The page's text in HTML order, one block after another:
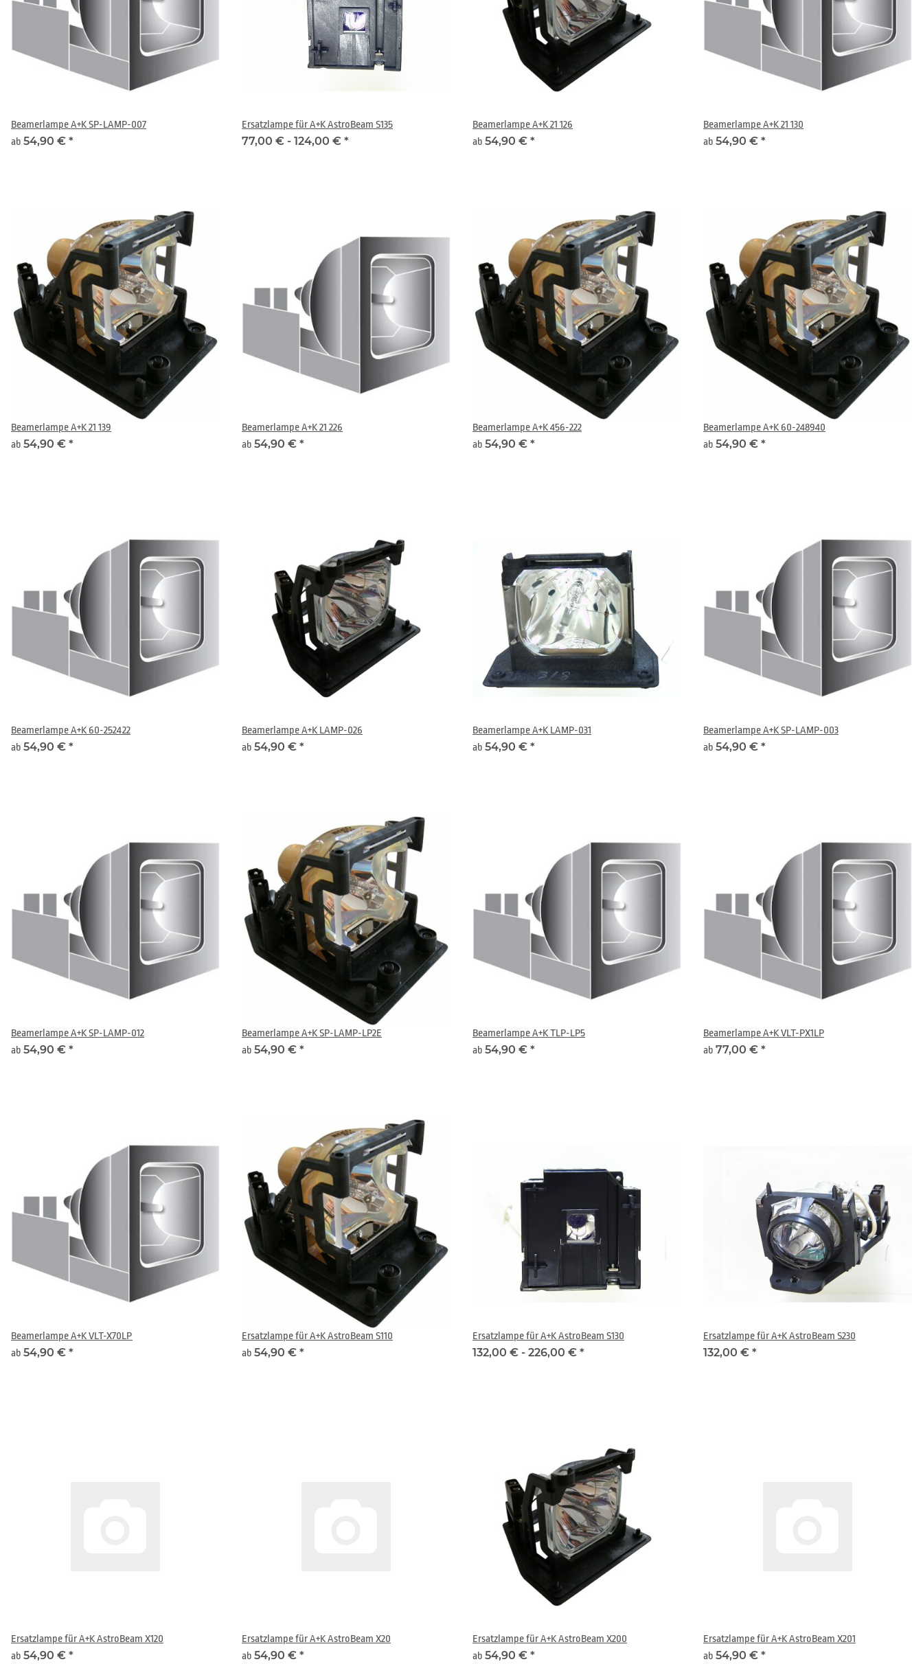
Beamerlampe A+K SP-LAMP-007
ab 54,90 € *
Ersatzlampe für A+K AstroBeam S135
77,00 € - 124,00 € *
Beamerlampe A+K 21 126
ab 54,90 € *
Beamerlampe A+K 21 130
ab 54,90 € *
Beamerlampe A+K 21 139
ab 54,90 € *
Beamerlampe A+K 21 226
ab 54,90 € *
Beamerlampe A+K 456-222
ab 54,90 € *
Beamerlampe A+K 60-248940
ab 54,90 € *
Beamerlampe A+K 60-252422
ab 54,90 € *
Beamerlampe A+K LAMP-026
ab 54,90 € *
Beamerlampe A+K LAMP-031
ab 54,90 € *
Beamerlampe A+K SP-LAMP-003
ab 54,90 € *
Beamerlampe A+K SP-LAMP-012
ab 54,90 € *
Beamerlampe A+K SP-LAMP-LP2E
ab 54,90 € *
Beamerlampe A+K TLP-LP5
ab 54,90 € *
Beamerlampe A+K VLT-PX1LP
ab 77,00 € *
Beamerlampe A+K VLT-X70LP
ab 54,90 € *
Ersatzlampe für A+K AstroBeam S110
ab 54,90 € *
Ersatzlampe für A+K AstroBeam S130
132,00 € - 226,00 € *
Ersatzlampe für A+K AstroBeam S230
132,00 € *
Ersatzlampe für A+K AstroBeam X120
ab 54,90 € *
Ersatzlampe für A+K AstroBeam X20
ab 54,90 € *
Ersatzlampe für A+K AstroBeam X200
ab 54,90 € *
Ersatzlampe für A+K AstroBeam X201
ab 54,90 € *